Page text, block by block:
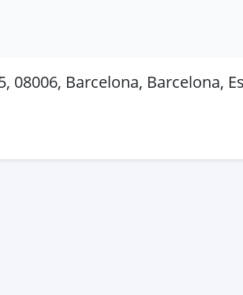
08006, Barcelona, Barcelona,